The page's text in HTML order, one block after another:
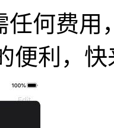
任何费用
便利，